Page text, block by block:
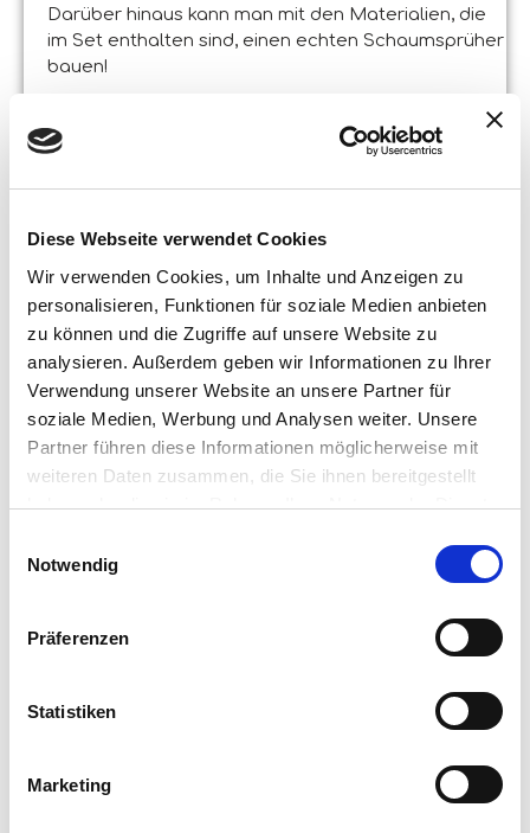
Diese Webseite verwendet Cookies
Wir verwenden Cookies, um Inhalte und Anzeigen zu
personalisieren, Funktionen für soziale Medien anbieten
zu können und die Zugriffe auf unsere Website zu
analysieren. Außerdem geben wir Informationen zu Ihrer
Verwendung unserer Website an unsere Partner für
soziale Medien, Werbung und Analysen weiter. Unsere
Partner führen diese Informationen möglicherweise mit
weiteren Daten zusammen, die Sie ihnen bereitgestellt
haben oder die sie im Rahmen Ihrer Nutzung der Dienste
Notwendig
Präferenzen
Statistiken
Marketing
Darüber hinaus kann man mit den Materialien, die
im Set enthalten sind, einen echten Schaumsprüher
bauen!
Code
Hergestellt in Italien :
Entwickelt im Lisciani Forschungs- und
Entwicklungszentrum. ©Liscianigiochi, S. Atto,
Inhalt und Details :
Schutzhandschuhe und Schutzbrille • Farbmittel •
Schlauch • geformter Mund • Super-Schaumpulver
(Lecithin E 322) • Natriumlaurylsulfat • Messbecher •
Reagenzglas • Reagenzglashalter • Zitronensäure •
Natriumbikarbonat • Schlüssel zum Öffnen der
Reagenzgläser • Kunststoffwanne • Geformte
Elemente • Kartenständer • Vlies (nicht gewebter Stoff)
• Bebildertes Handbuch
Box Größe:
Höhe :
Anfrage auf unserem Support-Portal ein: